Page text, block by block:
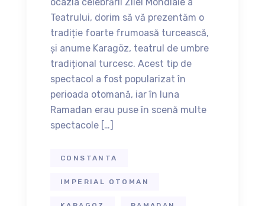
Teatrului, dorim să vă prezentăm o
tradiție foarte frumoasă turcească,
și anume Karagöz, teatrul de umbre
tradițional turcesc. Acest tip de
spectacol a fost popularizat în
perioada otomană, iar în luna
Ramadan erau puse în scenă multe
spectacole […]
CONSTANTA
IMPERIAL OTOMAN